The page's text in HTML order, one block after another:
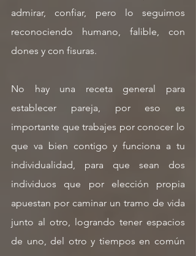
admirar, confiar, pero lo seguimos
reconociendo humano, falible, con
dones y con fisuras.
No hay una receta general para
establecer pareja, por eso es
importante que trabajes por conocer lo
que va bien contigo y funciona a tu
individualidad, para que sean dos
individuos que por elección propia
apuestan por caminar un tramo de vida
junto al otro, logrando tener espacios
de uno, del otro y tiempos en común